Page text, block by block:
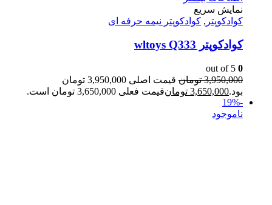
نمایش سریع
کوادکوپتر , کوادکوپتر نیمه حرفه ای
کوادکوپتر wltoys Q333
0
3,950,000 تومان
قیمت اصلی 3,950,000 تومان
بود.3,650,000 تومانقیمت فعلی 3,650,000 تومان است.
-19%
ناموجود